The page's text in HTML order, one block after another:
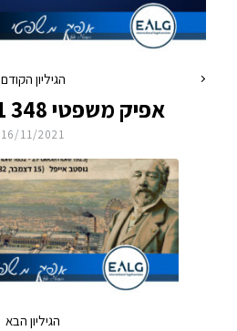
הגיליון הקודם
אפיק משפטי 348 17.11.2021
16/11/2021
הגיליון הבא